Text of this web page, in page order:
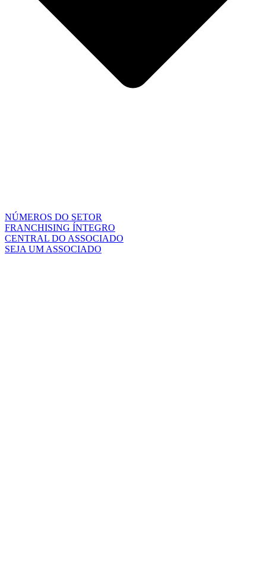
NÚMEROS DO SETOR
FRANCHISING ÍNTEGRO
CENTRAL DO ASSOCIADO
SEJA UM ASSOCIADO